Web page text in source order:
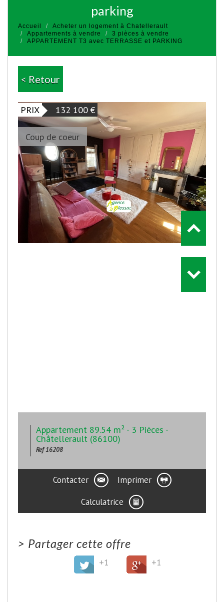
parking
Accueil
Acheter un logement à Chatellerault
Appartements à vendre
3 pièces à vendre
APPARTEMENT T3 avec TERRASSE et PARKING
< Retour
PRIX 132 100 €
Coup de coeur
Appartement 89.54 m² - 3 Pièces -
Châtellerault (86100)
Ref 16208
Contacter
Imprimer
Calculatrice
> Partager cette offre
+1 +1